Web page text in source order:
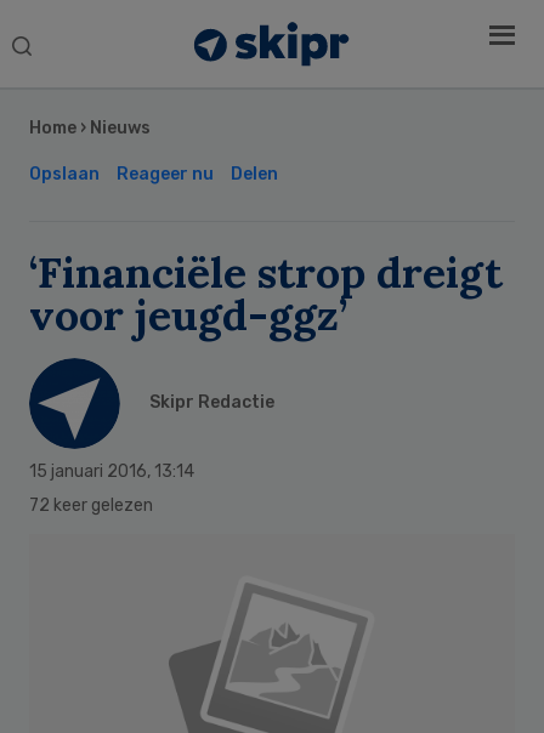
Search
Home › Nieuws
Opslaan Reageer nu Delen
‘Financiële strop dreigt
voor jeugd-ggz’
Skipr Redactie
15 januari 2016, 13:14
72 keer gelezen
Sidebar